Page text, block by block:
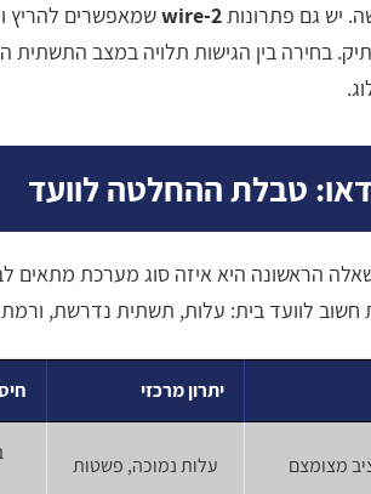
יש גם פתרונות2-wire
שמאפשרים להריץ
בחירה בין הגישות תלויה במצב התשתית
הראשונה היא איזה סוג מערכת מתאים
לוועד בית: עלות, תשתית נדרשת,
יתרון מרכזי
מצומצם עלות נמוכה, פשטות